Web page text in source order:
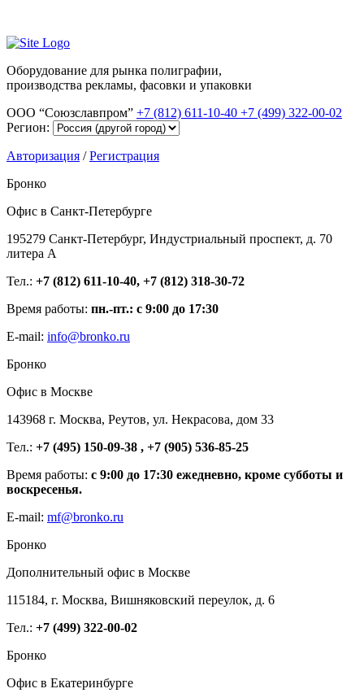
Оборудование для рынка полиграфии,
производства рекламы, фасовки и упаковки
ООО “Союзславпром” +7 (812) 611-10-40 +7 (499) 322-00-02
Регион:
Авторизация /Регистрация
Бронко
Офис в Санкт-Петербурге
195279 Санкт-Петербург, Индустриальный проспект, д. 70
литера А
Тел.: +7 (812) 611-10-40, +7 (812) 318-30-72
Время работы: пн.-пт.: с 9:00 до 17:30
E-mail: info@bronko.ru
Бронко
Офис в Москве
143968 г. Москва, Реутов, ул. Некрасова, дом 33
Тел.: +7 (495) 150-09-38 , +7 (905) 536-85-25
Время работы: с 9:00 до 17:30 ежедневно, кроме субботы и
воскресенья.
E-mail: mf@bronko.ru
Бронко
Дополнительный офис в Москве
115184, г. Москва, Вишняковский переулок, д. 6
Тел.: +7 (499) 322-00-02
Бронко
Офис в Екатеринбурге